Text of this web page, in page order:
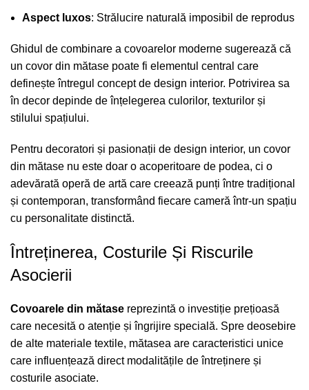
Aspect luxos: Strălucire naturală imposibil de reprodus
Ghidul de combinare a covoarelor moderne sugerează că
un covor din mătase poate fi elementul central care
definește întregul concept de design interior. Potrivirea sa
în decor depinde de înțelegerea culorilor, texturilor și
stilului spațiului.
Pentru decoratori și pasionații de design interior, un covor
din mătase nu este doar o acoperitoare de podea, ci o
adevărată operă de artă care creează punți între tradițional
și contemporan, transformând fiecare cameră într-un spațiu
cu personalitate distinctă.
Întreținerea, Costurile Și Riscurile
Asocierii
Covoarele din mătase reprezintă o investiție prețioasă
care necesită o atenție și îngrijire specială. Spre deosebire
de alte materiale textile, mătasea are caracteristici unice
care influențează direct modalitățile de întreținere și
costurile asociate.